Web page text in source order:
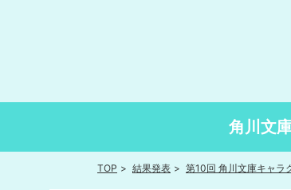
角川文
TOP 結果発表 第10回 角川文庫キャラ